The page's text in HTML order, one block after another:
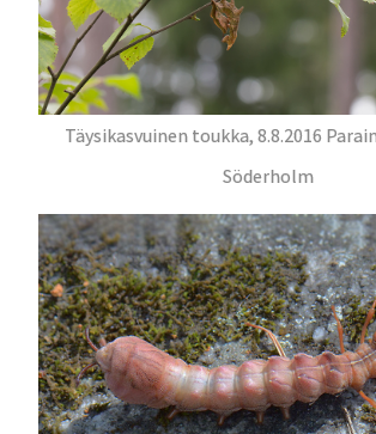
Täysikasvuinen toukka, 8.8.2016
Söderholm